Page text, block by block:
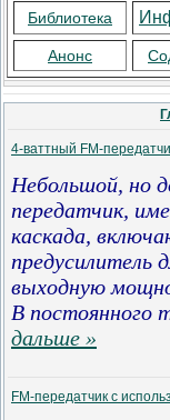
Библиотека
Анонс
4-ваттный FM-
Небольшой, но
передатчик,
каскада,
предусилитель
выходную
В постоянного
дальше »
FM-передатчик с